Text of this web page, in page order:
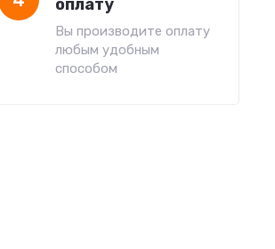
оплату
Вы производите оплату
любым удобным
способом